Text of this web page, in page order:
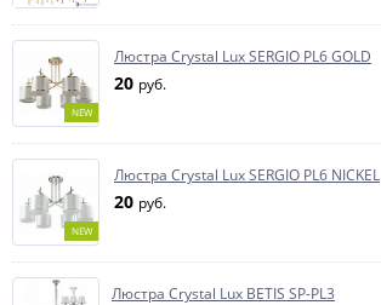
NEW
Люстра Crystal Lux SERGIO PL6 GOLD
20 руб.
NEW
Люстра Crystal Lux SERGIO PL6 NICKEL
20 руб.
Люстра Crystal Lux BETIS SP-PL3